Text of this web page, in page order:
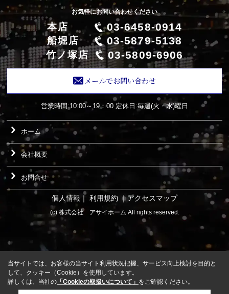
お気軽にお問い合わせください
本店 03-6458-0914
船堀店 03-5879-5138
竹ノ塚店 03-5809-6906
メールでお問い合わせ
営業時間:10:00～19：00 定休日:毎週(火・水)曜日
ホーム
会社概要
お問合せ
個人情報 ｜ 利用規約 ｜アクセスマップ
(c) 株式会社 アサイホーム All rights reserved.
当サイトでは、お客様の当サイト利用状況把握、サービス向上検討を目的と
して、クッキー（Cookie）を使用しています。
詳しくは、当社の 「Cookieの取扱いについて」 をご確認ください。